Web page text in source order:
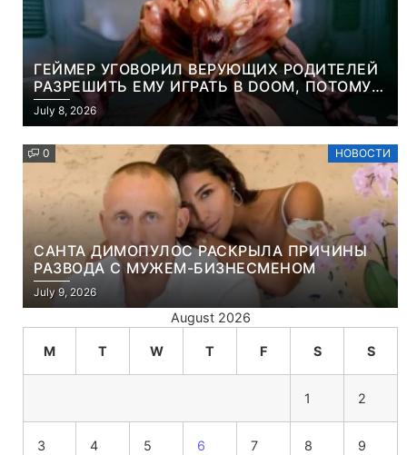
ГЕЙМЕР УГОВОРИЛ ВЕРУЮЩИХ РОДИТЕЛЕЙ
РАЗРЕШИТЬ ЕМУ ИГРАТЬ В DOOM, ПОТОМУ
ЧТО ЭТО ХРИСТИАНСКАЯ ИГРА ПРО
УБИЙСТВО ДЕМОНОВ
July 8, 2026
0 НОВОСТИ
САНТА ДИМОПУЛОС РАСКРЫЛА ПРИЧИНЫ
РАЗВОДА С МУЖЕМ-БИЗНЕСМЕНОМ
July 9, 2026
August 2026
M T W T F S S
1 2
3 4 5 6 7 8 9